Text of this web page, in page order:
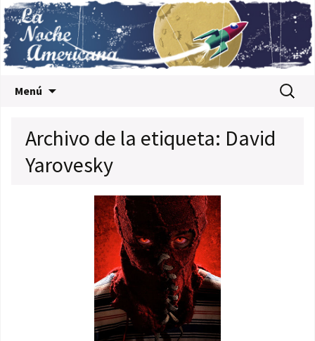
Menú Buscar:
Archivo de la etiqueta: David
Yarovesky